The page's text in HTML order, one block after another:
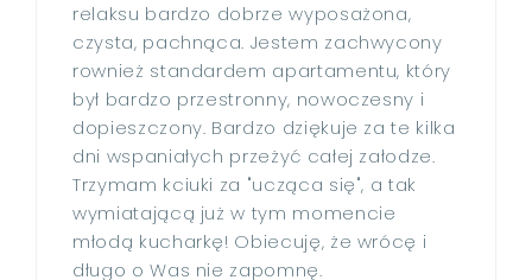
relaksu bardzo dobrze wyposażona,
czysta, pachnąca. Jestem zachwycony
rownież standardem apartamentu, który
był bardzo przestronny, nowoczesny i
dopieszczony. Bardzo dziękuje za te kilka
dni wspaniałych przeżyć całej załodze.
Trzymam kciuki za "ucząca się", a tak
wymiatającą już w tym momencie
młodą kucharkę! Obiecuję, że wrócę i
długo o Was nie zapomnę.